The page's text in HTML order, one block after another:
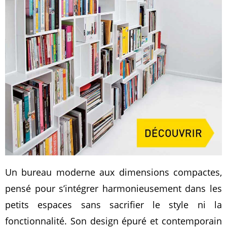
Un bureau moderne aux dimensions compactes,
pensé pour s’intégrer harmonieusement dans les
petits espaces sans sacrifier le style ni la
fonctionnalité. Son design épuré et contemporain